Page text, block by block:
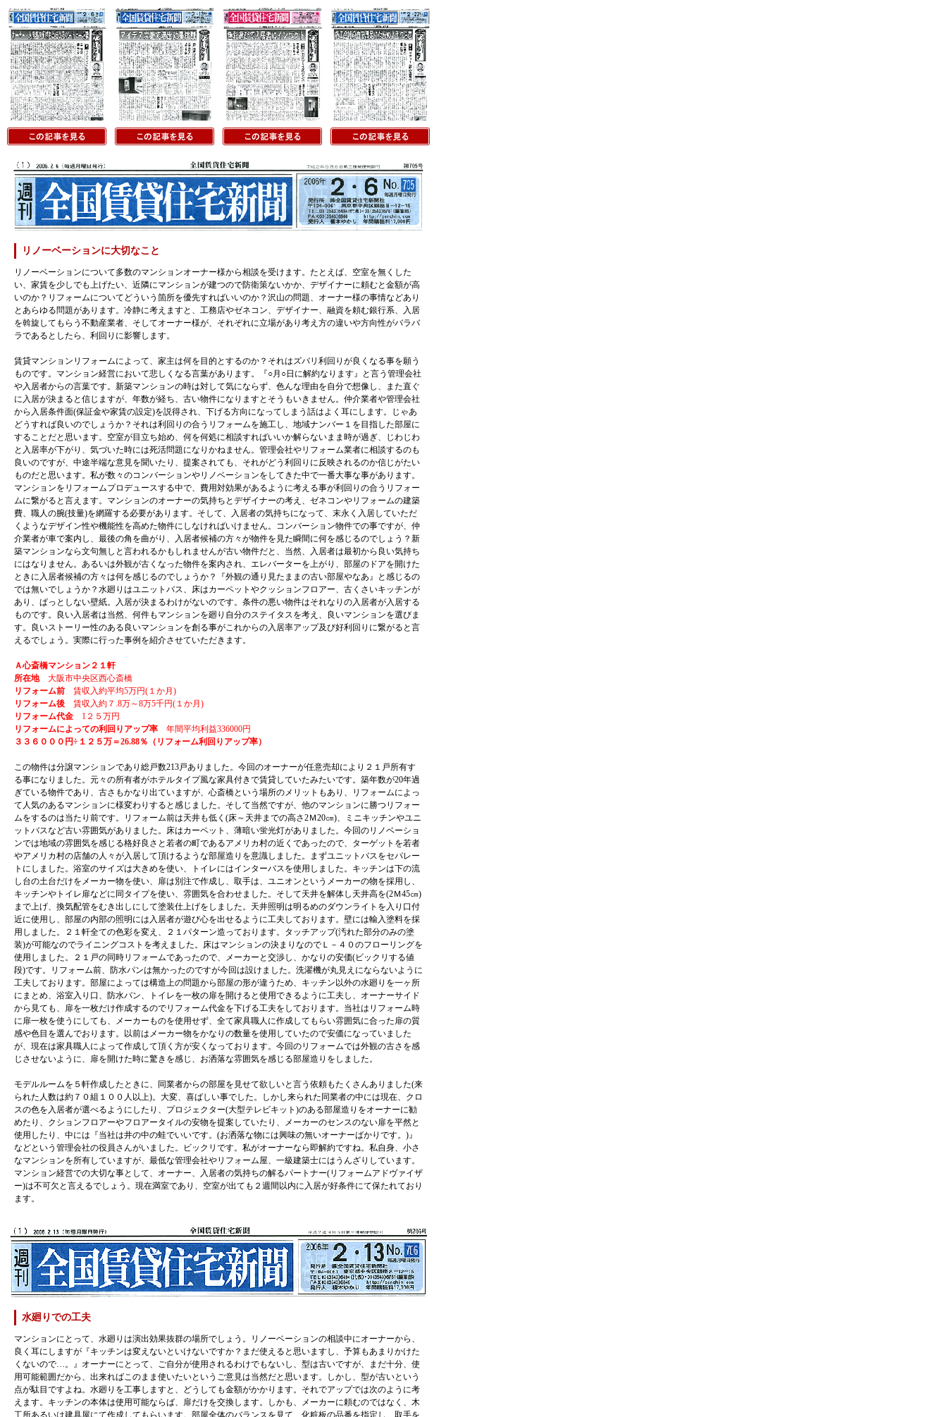
リノーベーションに大切なこと
リノーベーションについて多数のマンションオーナー様から相談を受けます。たとえば、空室を無くした
い、家賃を少しでも上げたい、近隣にマンションが建つので防衛策ないかか、デザイナーに頼むと金額が高
いのか？リフォームについてどういう箇所を優先すればいいのか？沢山の問題、オーナー様の事情などあり
とあらゆる問題があります。冷静に考えますと、工務店やゼネコン、デザイナー、融資を頼む銀行系、入居
を斡旋してもらう不動産業者、そしてオーナー様が、それぞれに立場があり考え方の違いや方向性がバラバ
ラであるとしたら、利回りに影響します。
賃貸マンションリフォームによって、家主は何を目的とするのか？それはズバリ利回りが良くなる事を願う
ものです。マンション経営において悲しくなる言葉があります。『○月○日に解約なります』と言う管理会社
や入居者からの言葉です。新築マンションの時は対して気にならず、色んな理由を自分で想像し、また直ぐ
に入居が決まると信じますが、年数が経ち、古い物件になりますとそうもいきません。仲介業者や管理会社
から入居条件面(保証金や家賃の設定)を説得され、下げる方向になってしまう話はよく耳にします。じゃあ
どうすれば良いのでしょうか？それは利回りの合うリフォームを施工し、地域ナンバー１を目指した部屋に
することだと思います。空室が目立ち始め、何を何処に相談すればいいか解らないまま時が過ぎ、じわじわ
と入居率が下がり、気づいた時には死活問題になりかねません。管理会社やリフォーム業者に相談するのも
良いのですが、中途半端な意見を聞いたり、提案されても、それがどう利回りに反映されるのか信じがたい
ものだと思います。私が数々のコンバーションやリノベーションをしてきた中で一番大事な事があります。
マンションをリフォームプロデュースする中で、費用対効果があるように考える事が利回りの合うリフォー
ムに繋がると言えます。マンションのオーナーの気持ちとデザイナーの考え、ゼネコンやリフォームの建築
費、職人の腕(技量)を網羅する必要があります。そして、入居者の気持ちになって、末永く入居していただ
くようなデザイン性や機能性を高めた物件にしなければいけません。コンバーション物件での事ですが、仲
介業者が車で案内し、最後の角を曲がり、入居者候補の方々が物件を見た瞬間に何を感じるのでしょう？新
築マンションなら文句無しと言われるかもしれませんが古い物件だと、当然、入居者は最初から良い気持ち
にはなりません。あるいは外観が古くなった物件を案内され、エレバーターを上がり、部屋のドアを開けた
ときに入居者候補の方々は何を感じるのでしょうか？『外観の通り見たままの古い部屋やなあ』と感じるの
では無いでしょうか？水廻りはユニットバス、床はカーペットやクッションフロアー、古くさいキッチンが
あり、ぱっとしない壁紙。入居が決まるわけがないのです。条件の悪い物件はそれなりの入居者が入居する
ものです。良い入居者は当然、何件もマンションを廻り自分のステイタスを考え、良いマンションを選びま
す。良いストーリー性のある良いマンションを創る事がこれからの入居率アップ及び好利回りに繋がると言
えるでしょう。実際に行った事例を紹介させていただきます。
Ａ心斎橋マンション２１軒
所在地 大阪市中央区西心斎橋
リフォーム前 賃収入約平均5万円(１か月)
リフォーム後 賃収入約７.8万～8万5千円(１か月)
リフォーム代金 1２５万円
リフォームによっての利回りアップ率 年間平均利益336000円
３３６０００円÷１２５万＝26.88％（リフォーム利回りアップ率）
この物件は分譲マンションであり総戸数213戸ありました。今回のオーナーが任意売却により２１戸所有す
る事になりました。元々の所有者がホテルタイプ風な家具付きで賃貸していたみたいです。築年数が20年過
ぎている物件であり、古さもかなり出ていますが、心斎橋という場所のメリットもあり、リフォームによっ
て人気のあるマンションに様変わりすると感じました。そして当然ですが、他のマンションに勝つリフォー
ムをするのは当たり前です。リフォーム前は天井も低く(床～天井までの高さ2Ｍ20㎝)、ミニキッチンやユニ
ットバスなど古い雰囲気がありました。床はカーペット、薄暗い蛍光灯がありました。今回のリノベーショ
ンでは地域の雰囲気を感じる格好良さと若者の町であるアメリカ村の近くであったので、ターゲットを若者
やアメリカ村の店舗の人々が入居して頂けるような部屋造りを意識しました。まずユニットバスをセパレー
トにしました。浴室のサイズは大きめを使い、トイレにはインターバスを使用しました。キッチンは下の流
し台の土台だけをメーカー物を使い、扉は別注で作成し、取手は、ユニオンというメーカーの物を採用し、
キッチンやトイレ扉などに同タイプを使い、雰囲気を合わせました。そして天井を解体し天井高を(2Ｍ45㎝)
まで上げ、換気配管をむき出しにして塗装仕上げをしました。天井照明は明るめのダウンライトを入り口付
近に使用し、部屋の内部の照明には入居者が遊び心を出せるように工夫しております。壁には輸入塗料を採
用しました。２１軒全ての色彩を変え、２１パターン造っております。タッチアップ(汚れた部分のみの塗
装)が可能なのでライニングコストを考えました。床はマンションの決まりなのでＬ－４０のフローリングを
使用しました。２１戸の同時リフォームであったので、メーカーと交渉し、かなりの安価(ビックリする値
段)です。リフォーム前、防水パンは無かったのですが今回は設けました。洗濯機が丸見えにならないように
工夫しております。部屋によっては構造上の問題から部屋の形が違うため、キッチン以外の水廻りを一ヶ所
にまとめ、浴室入り口、防水パン、トイレを一枚の扉を開けると使用できるように工夫し、オーナーサイド
から見ても、扉を一枚だけ作成するのでリフォーム代金を下げる工夫をしております。当社はリフォーム時
に扉一枚を使うにしても、メーカーものを使用せず、全て家具職人に作成してもらい雰囲気に合った扉の質
感や色目を選んでおります。以前はメーカー物をかなりの数量を使用していたので安価になっていました
が、現在は家具職人によって作成して頂く方が安くなっております。今回のリフォームでは外観の古さを感
じさせないように、扉を開けた時に驚きを感じ、お洒落な雰囲気を感じる部屋造りをしました。
モデルルームを５軒作成したときに、同業者からの部屋を見せて欲しいと言う依頼もたくさんありました(来
られた人数は約７０組１００人以上)。大変、喜ばしい事でした。しかし来られた同業者の中には現在、クロ
スの色を入居者が選べるようにしたり、プロジェクター(大型テレビキット)のある部屋造りをオーナーに勧
めたり、クションフロアーやフロアータイルの安物を提案していたり、メーカーのセンスのない扉を平然と
使用したり、中には『当社は井の中の蛙でいいです。(お洒落な物には興味の無いオーナーばかりです。)』
などという管理会社の役員さんがいました。ビックリです。私がオーナーなら即解約ですね。私自身、小さ
なマンションを所有していますが、最低な管理会社やリフォーム屋、一級建築士にはうんざりしています。
マンション経営での大切な事として、オーナー、入居者の気持ちの解るパートナー(リフォームアドヴァイザ
ー)は不可欠と言えるでしょう。現在満室であり、空室が出ても２週間以内に入居が好条件にて保たれており
ます。
水廻りでの工夫
マンションにとって、水廻りは演出効果抜群の場所でしょう。リノーベーションの相談中にオーナーから、
良く耳にしますが『キッチンは変えないといけないですか？まだ使えると思いますし、予算もあまりかけた
くないので…。』オーナーにとって、ご自分が使用されるわけでもないし、型は古いですが、まだ十分、使
用可能範囲だから、出来ればこのまま使いたいというご意見は当然だと思います。しかし、型が古いという
点が駄目ですよね。水廻りを工事しますと、どうしても金額がかかります。それでアップでは次のように考
えます。キッチンの本体は使用可能ならば、扉だけを交換します。しかも、メーカーに頼むのではなく、木
工所あるいは建具屋にて作成してもらいます。部屋全体のバランスを見て、化粧板の品番を指定し、取手を